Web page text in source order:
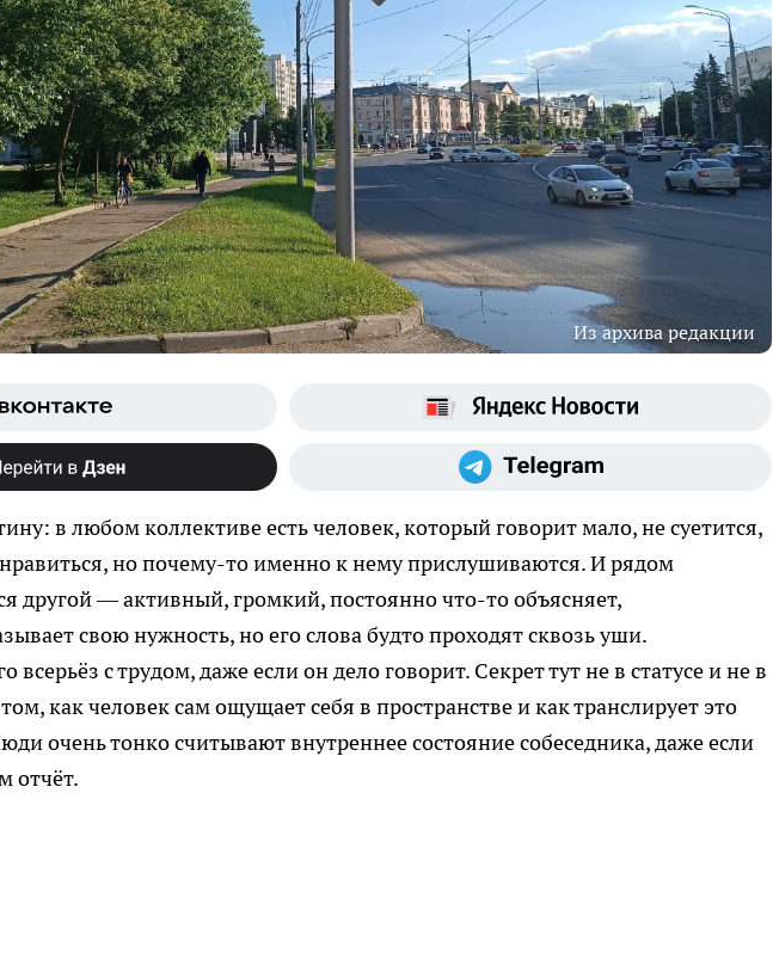
Из архива редакции
в любом коллективе есть человек, который говорит мало, не суетится,
но почему-то именно к нему прислушиваются. И рядом
другой — активный, громкий, постоянно что-то объясняет,
свою нужность, но его слова будто проходят сквозь уши.
всерьёз с трудом, даже если он дело говорит. Секрет тут не в статусе и не в
как человек сам ощущает себя в пространстве и как транслирует это
очень тонко считывают внутреннее состояние собеседника, даже если
отчёт.